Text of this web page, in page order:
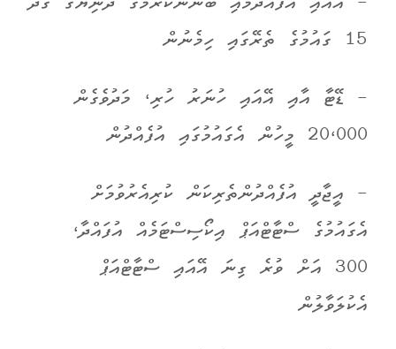
15 ގައުމުގެ ތެރޭގައި ހިމެނުން
- ޑޭޓާ އާއި އޭއައި ހުނަރު ހުރި، މަދުވެގެން
20،000 މީހުން އެގައުމުގައި އުފެއްދުން
- އީޖާދީ އުފެއްދުންތެރިކަން ކުރިއެރުވުމަށް
އެގައުމުގެ ސްޓާޓްއަޕް އިކޯސިސްޓަމެއް އުފައްދާ،
300 އަށް ވުރެ ގިނަ އޭއައި ސްޓާޓްއަޕް
އެކުލަވާލުން